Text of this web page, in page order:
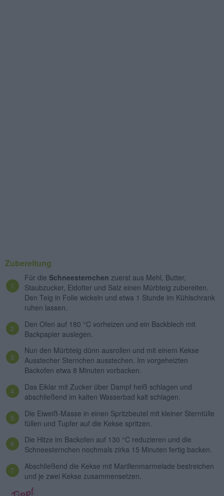
Zubereitung
Für die Schneesternchen zuerst aus Mehl, Butter,
Staubzucker, Eidotter und Salz einen Mürbteig zubereiten.
Den Teig in Folie wickeln und etwa 1 Stunde im Kühlschrank
ruhen lassen.
Den Ofen auf 180 °C vorheizen und ein Backblech mit
Backpapier auslegen.
Nun den Mürbteig dünn ausrollen und mit einem Kekse
Ausstecher Sternchen ausstechen. Im vorgeheizten
Backofen etwa 8 Minuten vorbacken.
Das Eiklar mit Zucker über Dampf heiß schlagen und
abschließend im kalten Wasserbad kalt schlagen.
Die Eiweiß-Masse in einen Spritzbeutel mit kleiner Sterntülle
füllen und Tupfer auf die Kekse spritzen.
Die Hitze im Backofen auf 130 °C reduzieren und die
Schneesternchen nochmals zirka 15 Minuten fertig backen.
Abschließend die Kekse mit Marillenmarmelade bestreichen
und je zwei Kekse zusammensetzen.